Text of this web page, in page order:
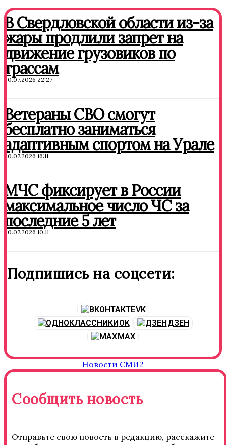
В Свердловской области из-за
жары продлили запрет на
движение грузовиков по
трассам
30.07.2026 22:27
Ветераны СВО смогут
бесплатно заниматься
адаптивным спортом на Урале
30.07.2026 16:11
МЧС фиксирует в России
максимальное число ЧС за
последние 5 лет
30.07.2026 10:11
Подпишись на соцсети:
VK
OK
ДЗЕН
MAX
Новости СМИ2
Сообщить новость
Отправьте свою новость в редакцию, расскажите